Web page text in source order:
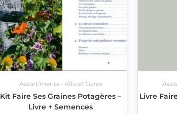
Assortiments - Kits et Livres
Kit Faire Ses Graines Potagères –
Livre + Semences
Livre